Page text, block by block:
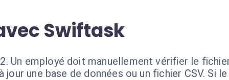
Swiftask
Un employé doit manuellement vérifier le
une base de données ou un fichier CSV. Si